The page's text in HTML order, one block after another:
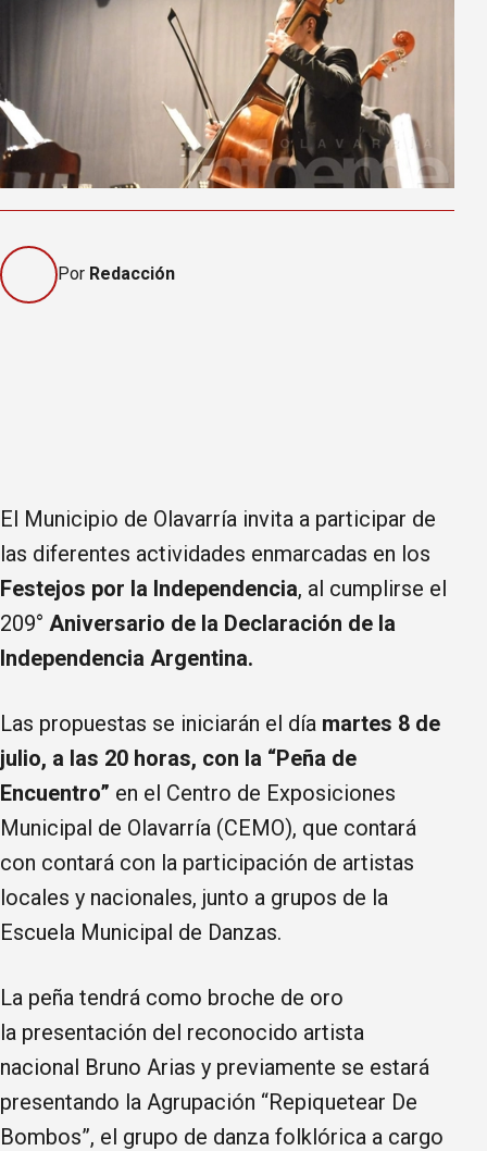
Por Redacción
El Municipio de Olavarría invita a participar de
las diferentes actividades enmarcadas en los
Festejos por la Independencia, al cumplirse el
209° Aniversario de la Declaración de la
Independencia Argentina.
Las propuestas se iniciarán el día martes 8 de
julio, a las 20 horas, con la “Peña de
Encuentro” en el Centro de Exposiciones
Municipal de Olavarría (CEMO), que contará
con contará con la participación de artistas
locales y nacionales, junto a grupos de la
Escuela Municipal de Danzas.
La peña tendrá como broche de oro
la presentación del reconocido artista
nacional Bruno Arias y previamente se estará
presentando la Agrupación “Repiquetear De
Bombos”, el grupo de danza folklórica a cargo